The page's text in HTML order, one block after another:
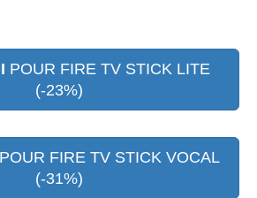
POUR FIRE TV STICK LITE
(-23%)
POUR FIRE TV STICK VOCAL
(-31%)